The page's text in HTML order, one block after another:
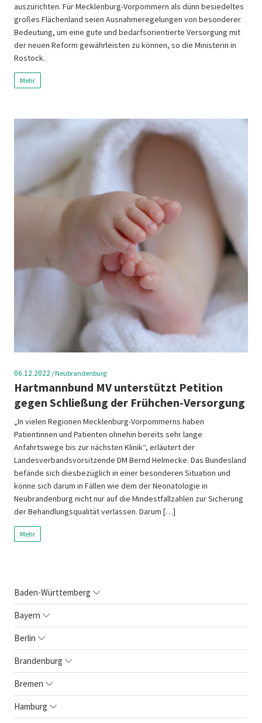
auszurichten. Für Mecklenburg-Vorpommern als dünn besiedeltes
großes Flächenland seien Ausnahmeregelungen von besonderer
Bedeutung, um eine gute und bedarfsorientierte Versorgung mit
der neuen Reform gewährleisten zu können, so die Ministerin in
Rostock.
Mehr
06.12.2022 /Neubrandenburg
Hartmannbund MV unterstützt Petition
gegen Schließung der Frühchen-Versorgung
„In vielen Regionen Mecklenburg-Vorpommerns haben
Patientinnen und Patienten ohnehin bereits sehr lange
Anfahrtswege bis zur nächsten Klinik“, erläutert der
Landesverbandsvorsitzende DM Bernd Helmecke. Das Bundesland
befände sich diesbezüglich in einer besonderen Situation und
könne sich darum in Fällen wie dem der Neonatologie in
Neubrandenburg nicht nur auf die Mindestfallzahlen zur Sicherung
der Behandlungsqualität verlassen. Darum […]
Mehr
Baden-Württemberg
Bayern
Berlin
Brandenburg
Bremen
Hamburg